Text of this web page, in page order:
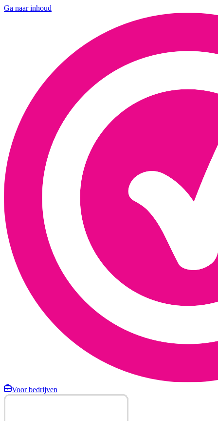
Ga naar inhoud
Voor bedrijven